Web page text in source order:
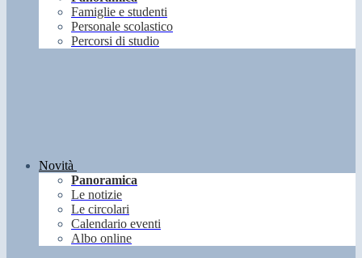
Famiglie e studenti
Personale scolastico
Percorsi di studio
Novità
Panoramica
Le notizie
Le circolari
Calendario eventi
Albo online